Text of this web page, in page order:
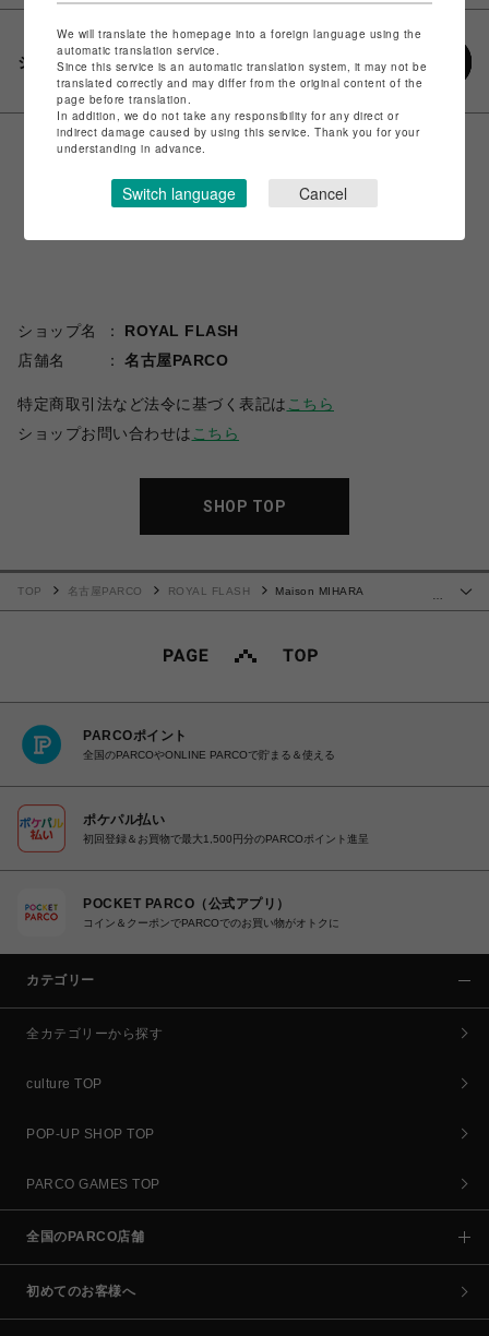
シェアする
ショップ名
ROYAL FLASH
店舗名
名古屋PARCO
特定商取引法など法令に基づく表記は こちら
ショップお問い合わせは こちら
SHOP TOP
…
TOP 名古屋PARCO ROYAL FLASH
Maison MIHARA
PARCOポイント
全国のPARCOやONLINE PARCOで貯まる＆使える
ポケパル払い
初回登録＆お買物で最大1,500円分のPARCOポイント進呈
POCKET PARCO（公式アプリ）
コイン＆クーポンでPARCOでのお買い物がオトクに
カテゴリー
全カテゴリーから探す
culture TOP
POP-UP SHOP TOP
PARCO GAMES TOP
全国のPARCO店舗
初めてのお客様へ
We will translate the homepage into a foreign language using the
automatic translation service.
Since this service is an automatic translation system, it may not be
translated correctly and may differ from the original content of the
page before translation.
In addition, we do not take any responsibility for any direct or
indirect damage caused by using this service. Thank you for your
understanding in advance.
Switch language Cancel